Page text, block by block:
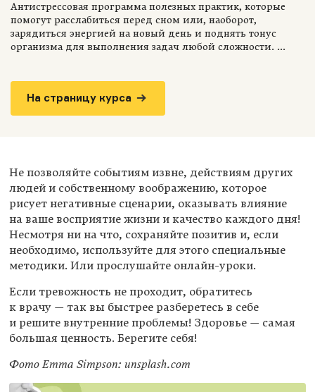
Антистрессовая программа полезных практик, которые
помогут расслабиться перед сном или, наоборот,
зарядиться энергией на новый день и поднять тонус
организма для выполнения задач любой сложности. ...
На страницу курса
Не позволяйте событиям извне, действиям других
людей и собственному воображению, которое
рисует негативные сценарии, оказывать влияние
на ваше восприятие жизни и качество каждого дня!
Несмотря ни на что, сохраняйте позитив и, если
необходимо, используйте для этого специальные
методики. Или прослушайте онлайн-уроки.
Если тревожность не проходит, обратитесь
к врачу — так вы быстрее разберетесь в себе
и решите внутренние проблемы! Здоровье — самая
большая ценность. Берегите себя!
Фото Emma Simpson: unsplash.com